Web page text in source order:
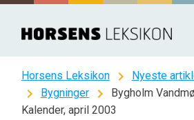
Spring
indhold
Horsens Leksikon chevron_right Nyeste
chevron_right Bygninger chevron_right
Bygholm
Kalender, april 2003